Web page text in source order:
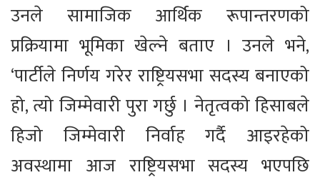
उनले सामाजिक आर्थिक रूपान्तरणको
प्रक्रियामा भूमिका खेल्ने बताए । उनले भने,
‘पार्टीले निर्णय गरेर राष्ट्रियसभा सदस्य बनाएको
हो, त्यो जिम्मेवारी पुरा गर्छु । नेतृत्वको हिसाबले
हिजो जिम्मेवारी निर्वाह गर्दै आइरहेको
अवस्थामा आज राष्ट्रियसभा सदस्य भएपछि